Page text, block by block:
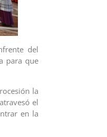
del
para que
la
el
en la